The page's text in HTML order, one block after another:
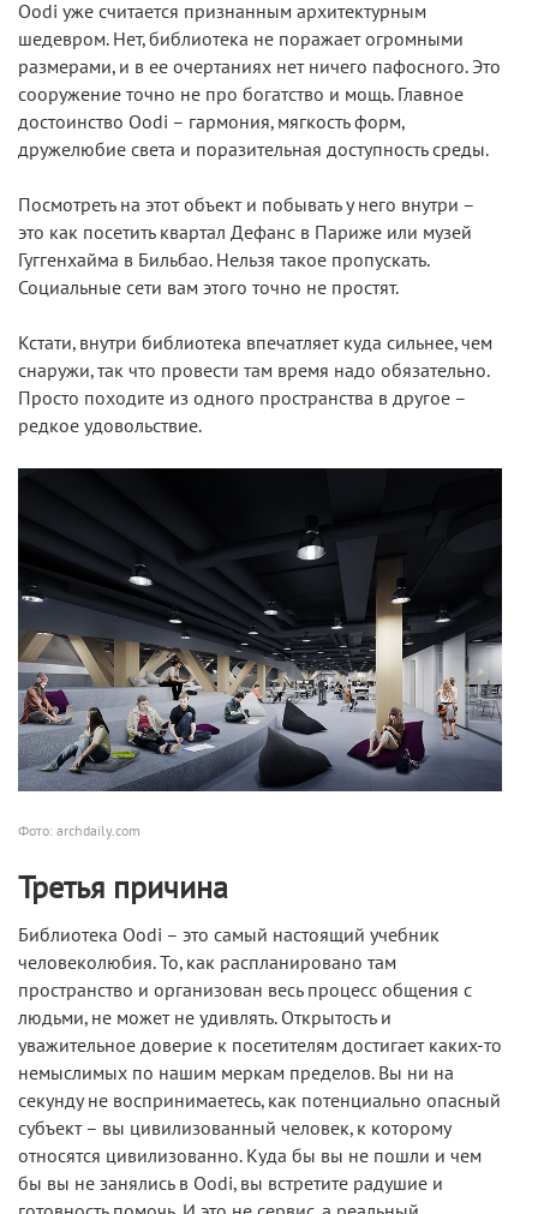
Oodi уже считается признанным архитектурным
шедевром. Нет, библиотека не поражает огромными
размерами, и в ее очертаниях нет ничего пафосного. Это
сооружение точно не про богатство и мощь. Главное
достоинство Oodi – гармония, мягкость форм,
дружелюбие света и поразительная доступность среды.
Посмотреть на этот объект и побывать у него внутри –
это как посетить квартал Дефанс в Париже или музей
Гуггенхайма в Бильбао. Нельзя такое пропускать.
Социальные сети вам этого точно не простят.
Кстати, внутри библиотека впечатляет куда сильнее, чем
снаружи, так что провести там время надо обязательно.
Просто походите из одного пространства в другое –
редкое удовольствие.
Фото: archdaily.com
Третья причина
Библиотека Oodi – это самый настоящий учебник
человеколюбия. То, как распланировано там
пространство и организован весь процесс общения с
людьми, не может не удивлять. Открытость и
уважительное доверие к посетителям достигает каких-то
немыслимых по нашим меркам пределов. Вы ни на
секунду не воспринимаетесь, как потенциально опасный
субъект – вы цивилизованный человек, к которому
относятся цивилизованно. Куда бы вы не пошли и чем
бы вы не занялись в Oodi, вы встретите радушие и